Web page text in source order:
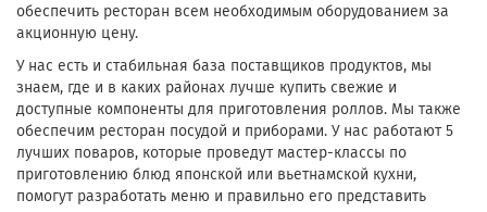
обеспечить ресторан всем необходимым оборудованием за
акционную цену.
У нас есть и стабильная база поставщиков продуктов, мы
знаем, где и в каких районах лучше купить свежие и
доступные компоненты для приготовления роллов. Мы также
обеспечим ресторан посудой и приборами. У нас работают 5
лучших поваров, которые проведут мастер-классы по
приготовлению блюд японской или вьетнамской кухни,
помогут разработать меню и правильно его представить